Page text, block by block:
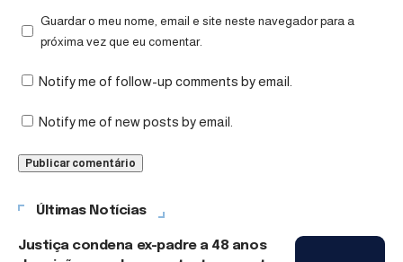
Guardar o meu nome, email e site neste navegador para a
próxima vez que eu comentar.
Notify me of follow-up comments by email.
Notify me of new posts by email.
Últimas Notícias
Justiça condena ex-padre a 48 anos